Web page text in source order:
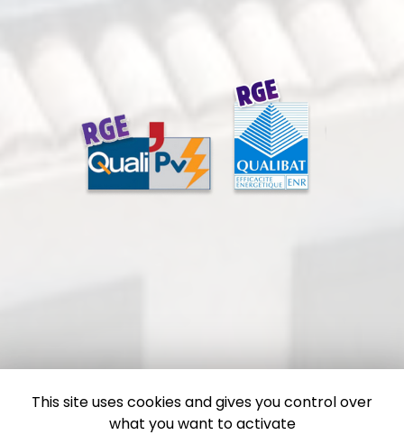
This site uses cookies and gives you control over
what you want to activate